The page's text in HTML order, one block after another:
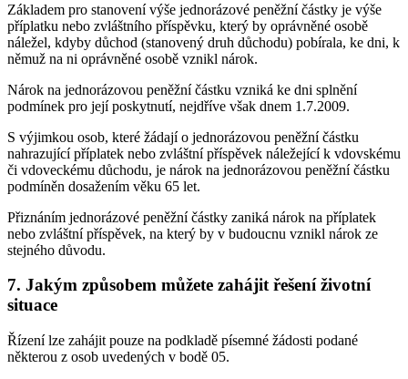
Základem pro stanovení výše jednorázové peněžní částky je výše
příplatku nebo zvláštního příspěvku, který by oprávněné osobě
náležel, kdyby důchod (stanovený druh důchodu) pobírala, ke dni, k
němuž na ni oprávněné osobě vznikl nárok.
Nárok na jednorázovou peněžní částku vzniká ke dni splnění
podmínek pro její poskytnutí, nejdříve však dnem 1.7.2009.
S výjimkou osob, které žádají o jednorázovou peněžní částku
nahrazující příplatek nebo zvláštní příspěvek náležející k vdovskému
či vdoveckému důchodu, je nárok na jednorázovou peněžní částku
podmíněn dosažením věku 65 let.
Přiznáním jednorázové peněžní částky zaniká nárok na příplatek
nebo zvláštní příspěvek, na který by v budoucnu vznikl nárok ze
stejného důvodu.
7. Jakým způsobem můžete zahájit řešení životní
situace
Řízení lze zahájit pouze na podkladě písemné žádosti podané
některou z osob uvedených v bodě 05.